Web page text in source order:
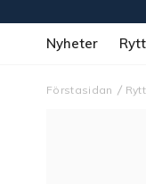
Nyheter
Förstasidan